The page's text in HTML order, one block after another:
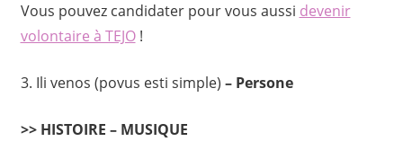
Vous pouvez candidater pour vous aussi devenir
volontaire à TEJO!
3. Ili venos (povus esti simple) – Persone
>> HISTOIRE – MUSIQUE